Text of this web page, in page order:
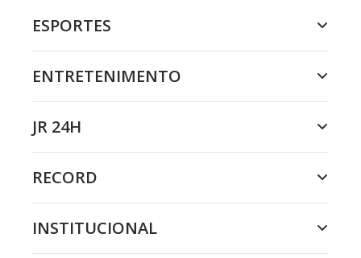
ESPORTES
ENTRETENIMENTO
JR 24H
RECORD
INSTITUCIONAL